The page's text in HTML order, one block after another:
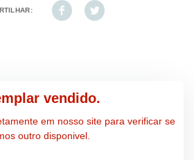
vendido.
em nosso site para verificar se
outro disponivel.